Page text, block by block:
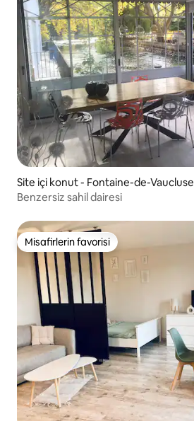
Site içi konut - Fontaine-de-Vaucluse
Benzersiz sahil dairesi
Misafirlerin favorisi
Misafirlerin favorisi